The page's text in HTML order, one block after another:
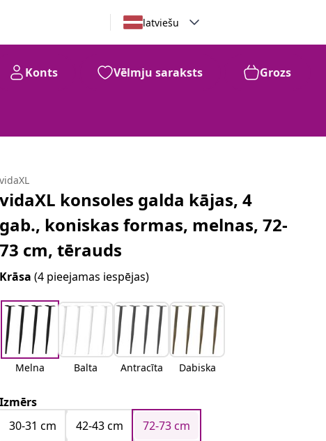
latviešu
Konts Vēlmju saraksts Grozs
vidaXL
vidaXL konsoles galda kājas, 4
gab., koniskas formas, melnas, 72-
73 cm, tērauds
Krāsa(4 pieejamas iespējas)
Melna Balta Antracīta Dabiska
Izmērs
30-31 cm
42-43 cm 72-73 cm